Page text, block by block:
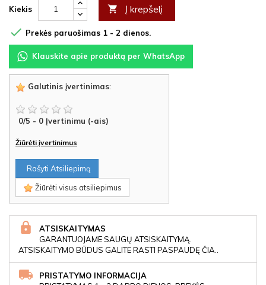
Kiekis  Į krepšelį
 Prekės paruošimas 1 - 2 dienos.
Klauskite apie produktą per WhatsApp
Galutinis įvertinimas:
0/5 - 0 Įvertinimu (-ais)
Žiūrėti įvertinimus
Rašyti Atsiliepimą
Žiūrėti visus atsiliepimus
ATSISKAITYMAS
GARANTUOJAME SAUGŲ ATSISKAITYMĄ.
ATSISKAITYMO BŪDUS GALITE RASTI PASPAUDĘ ČIA..
PRISTATYMO INFORMACIJA